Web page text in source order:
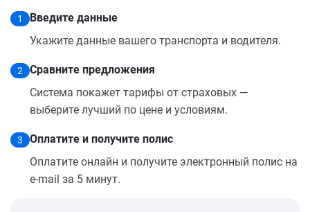
1
Введите данные
Укажите данные вашего транспорта и водителя.
2
Сравните предложения
Система покажет тарифы от страховых —
выберите лучший по цене и условиям.
3
Оплатите и получите полис
Оплатите онлайн и получите электронный полис на
e-mail за 5 минут.